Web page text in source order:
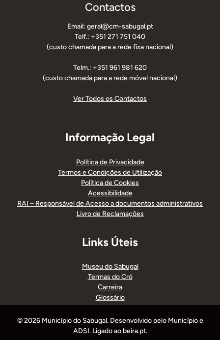
Contactos
Email: geral@cm-sabugal.pt
Telf.: +351 271 751 040
(custo chamada para a rede fixa nacional)
Telm.: +351 961 981 620
(custo chamada para a rede móvel nacional)
Ver Todos os Contactos
Informação Legal
Política de Privacidade
Termos e Condições de Utilização
Política de Cookies
Acessibilidade
RAI – Responsável de Acesso a documentos administrativos
Livro de Reclamações
Links Úteis
Museu do Sabugal
Termas do Cró
Carreira
Glossário
© 2026 Município do Sabugal. Desenvolvido pelo Município e
ADSI. Ligado ao beira.pt.